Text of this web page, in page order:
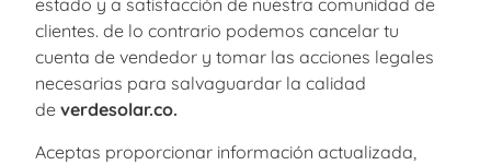
estado y a satisfacción de nuestra comunidad de
clientes. de lo contrario podemos cancelar tu
cuenta de vendedor y tomar las acciones legales
necesarias para salvaguardar la calidad
deverdesolar.co.
Aceptas proporcionar información actualizada,